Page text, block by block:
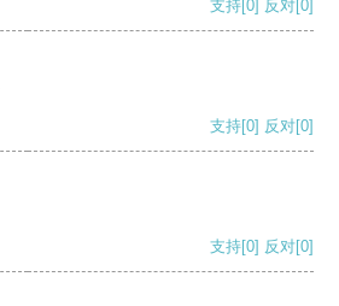
支持[0] 反对[0]
支持[0] 反对[0]
支持[0] 反对[0]